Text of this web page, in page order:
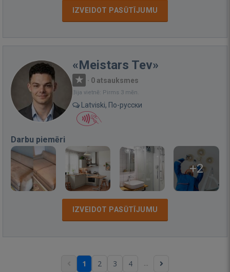
IZVEIDOT PASŪTĪJUMU
«Meistars Tev»
· 0 atsauksmes
Bija vietnē: Pirms 3 mēn.
Latviski, По-русски
Darbu piemēri
+2
IZVEIDOT PASŪTĪJUMU
1 2 3 4 ...